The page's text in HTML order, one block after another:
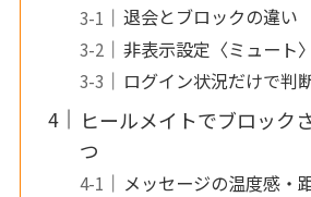
退会とブロックの違い
非表示設定〈ミュート
ログイン状況だけで判
ヒールメイトでブロック
つ
メッセージの温度感・